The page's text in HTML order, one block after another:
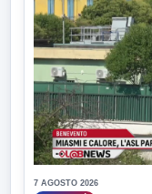
7 AGOSTO 2026